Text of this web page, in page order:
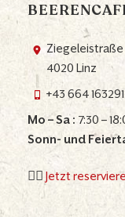
4020 Linz
+43 664
Mo – Sa : 7:30 –
Sonn- und
👉🏼Jetzt